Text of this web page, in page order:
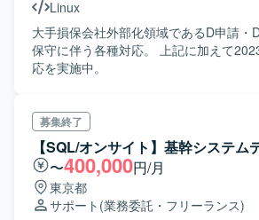
Linux
大手損保会社外部化領域であるD申請・
保守に伴う各種対応。 上記に加えて
応を実施中。
募集終了
【SQL/オンサイト】基幹システム
〜400,000円/月
東京都
サポート (業務委託・フリーランス)